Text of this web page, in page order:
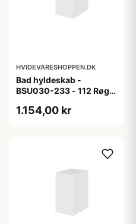
HVIDEVARESHOPPEN.DK
Bad hyldeskab -
BSU030-233 - 112 Røget
1.154,00 kr